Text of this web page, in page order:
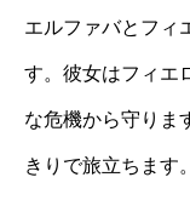
エルファバとフィ
す。彼女はフィエ
な危機から守りま
きりで旅立ちます